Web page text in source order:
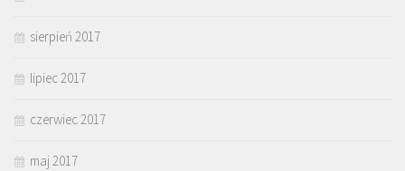
sierpień 2017
lipiec 2017
czerwiec 2017
maj 2017